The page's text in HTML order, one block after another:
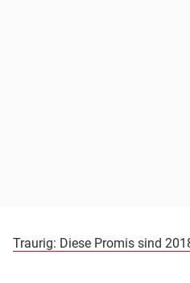
Traurig: Diese Promis sind